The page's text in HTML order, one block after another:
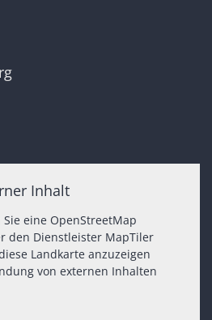
Inhalt
eine OpenStreetMap
den Dienstleister MapTiler
Landkarte anzuzeigen
von externen Inhalten